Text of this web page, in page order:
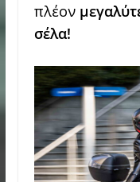
πλέον
σέλα!